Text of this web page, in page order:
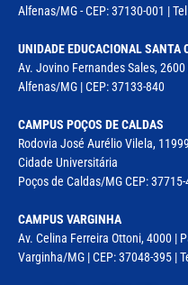
Alfenas/MG - CEP: 37130-001 |
UNIDADE EDUCACIONAL SANTA
Av. Jovino Fernandes Sales,
Alfenas/MG | CEP: 37133-840
CAMPUS POÇOS DE CALDAS
Rodovia José Aurélio Vilela,
Cidade Universitária
Poços de Caldas/MG CEP:
CAMPUS VARGINHA
Av. Celina Ferreira Ottoni, 4000 |
Varginha/MG | CEP: 37048-395 |